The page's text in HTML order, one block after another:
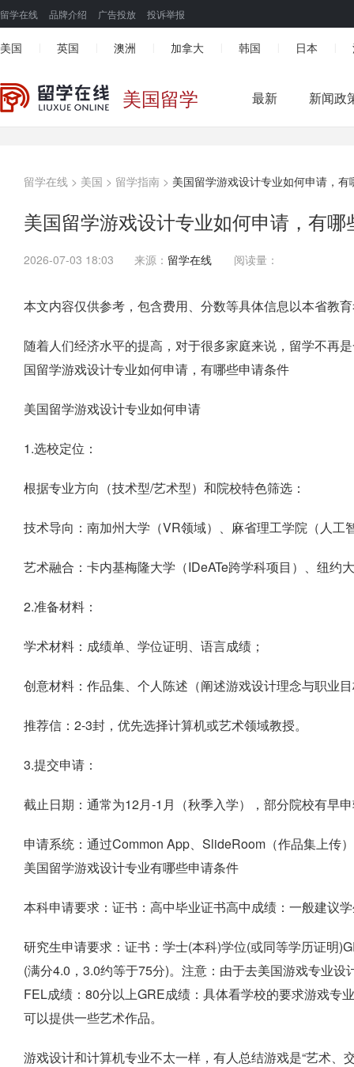
留学在线 品牌介绍 广告投放 投诉举报
美国 英国 澳洲 加拿大 韩国 日本
美国留学 最新 新闻政
留学在线 > 美国 > 留学指南 > 美国留学游戏设计专业如何申请，有
美国留学游戏设计专业如何申请，有哪
2026-07-03 18:03 来源： 留学在线 阅读量：
本文内容仅供参考，包含费用、分数等具体信息以本省教
随着人们经济水平的提高，对于很多家庭来说，留学不再
国留学游戏设计专业如何申请，有哪些申请条件
美国留学游戏设计专业如何申请
1.选校定位：
根据专业方向（技术型/艺术型）和院校特色筛选：
技术导向：南加州大学（VR领域）、麻省理工学院（人工
艺术融合：卡内基梅隆大学（IDeATe跨学科项目）、纽约
2.准备材料：
学术材料：成绩单、学位证明、语言成绩；
创意材料：作品集、个人陈述（阐述游戏设计理念与职业
推荐信：2-3封，优先选择计算机或艺术领域教授。
3.提交申请：
截止日期：通常为12月-1月（秋季入学），部分院校有早
申请系统：通过Common App、SlideRoom（作品集上传
美国留学游戏设计专业有哪些申请条件
本科申请要求：证书：高中毕业证书高中成绩：一般建议
研究生申请要求：证书：学士(本科)学位(或同等学历证明
(满分4.0，3.0约等于75分)。注意：由于去美国游戏专业
FEL成绩：80分以上GRE成绩：具体看学校的要求游戏专
可以提供一些艺术作品。
游戏设计和计算机专业不太一样，有人总结游戏是“艺术